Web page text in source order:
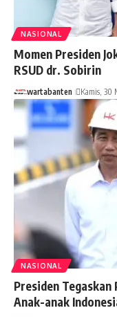
NASIONAL
Momen Presiden
RSUD dr. Sobirin
wartabanten Kamis, 30
NASIONAL
Presiden
Anak-anak